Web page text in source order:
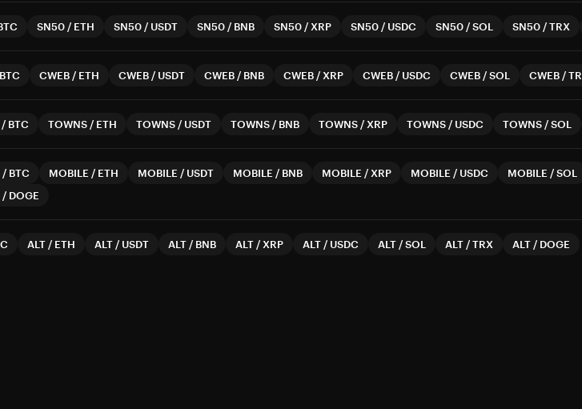
SN50 / ETH SN50 / USDT SN50 / BNB SN50 / XRP SN50 / USDC SN50 /SOL SN50 /TRX
BTC CWEB / ETH CWEB / USDT CWEB / BNB CWEB / XRP CWEB / USDC CWEB /SOL CWEB /
/ BTC TOWNS / ETH TOWNS / USDT TOWNS / BNB TOWNS / XRP TOWNS / USDC TOWNS /SOL
/ BTC MOBILE / ETH MOBILE / USDT MOBILE / BNB MOBILE / XRP MOBILE / USDC MOBILE /SOL
/ DOGE
ALT / ETH ALT / USDT ALT / BNB ALT / XRP ALT / USDC ALT /SOL ALT /TRX ALT / DOGE